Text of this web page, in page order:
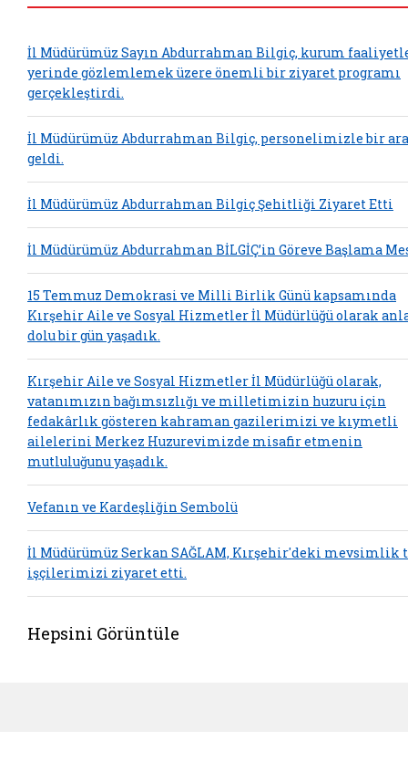
İl Müdürümüz Sayın Abdurrahman Bilgiç, kurum
yerinde gözlemlemek üzere önemli bir ziyaret programı
gerçekleştirdi.
İl Müdürümüz Abdurrahman Bilgiç, personelimizle bir
geldi.
İl Müdürümüz Abdurrahman Bilgiç Şehitliği Ziyaret Etti
İl Müdürümüz Abdurrahman BİLGİÇ’in Göreve Başlama
15 Temmuz Demokrasi ve Milli Birlik Günü kapsamında
Kırşehir Aile ve Sosyal Hizmetler İl Müdürlüğü olarak
dolu bir gün yaşadık.
Kırşehir Aile ve Sosyal Hizmetler İl Müdürlüğü olarak,
vatanımızın bağımsızlığı ve milletimizin huzuru için
fedakârlık gösteren kahraman gazilerimizi ve kıymetli
ailelerini Merkez Huzurevimizde misafir etmenin
mutluluğunu yaşadık.
Vefanın ve Kardeşliğin Sembolü
İl Müdürümüz Serkan SAĞLAM, Kırşehir'deki mevsimlik
işçilerimizi ziyaret etti.
Hepsini Görüntüle